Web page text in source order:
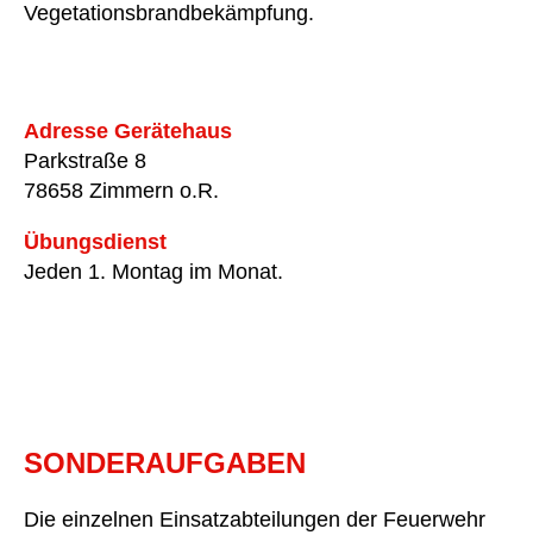
Vegetationsbrandbekämpfung.
Adresse Gerätehaus
Parkstraße 8
78658 Zimmern o.R.
Übungsdienst
Jeden 1. Montag im Monat.
SONDERAUFGABEN
Die einzelnen Einsatzabteilungen der Feuerwehr